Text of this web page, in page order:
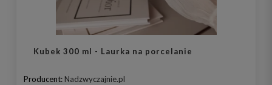
Kubek 300 ml - Laurka na porcelanie
Producent: Nadzwyczajnie.pl